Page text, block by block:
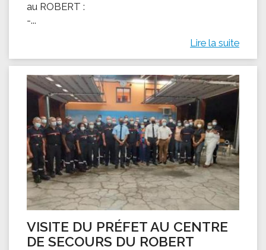
au ROBERT :
-...
Lire la suite
VISITE DU PRÉFET AU CENTRE
DE SECOURS DU ROBERT